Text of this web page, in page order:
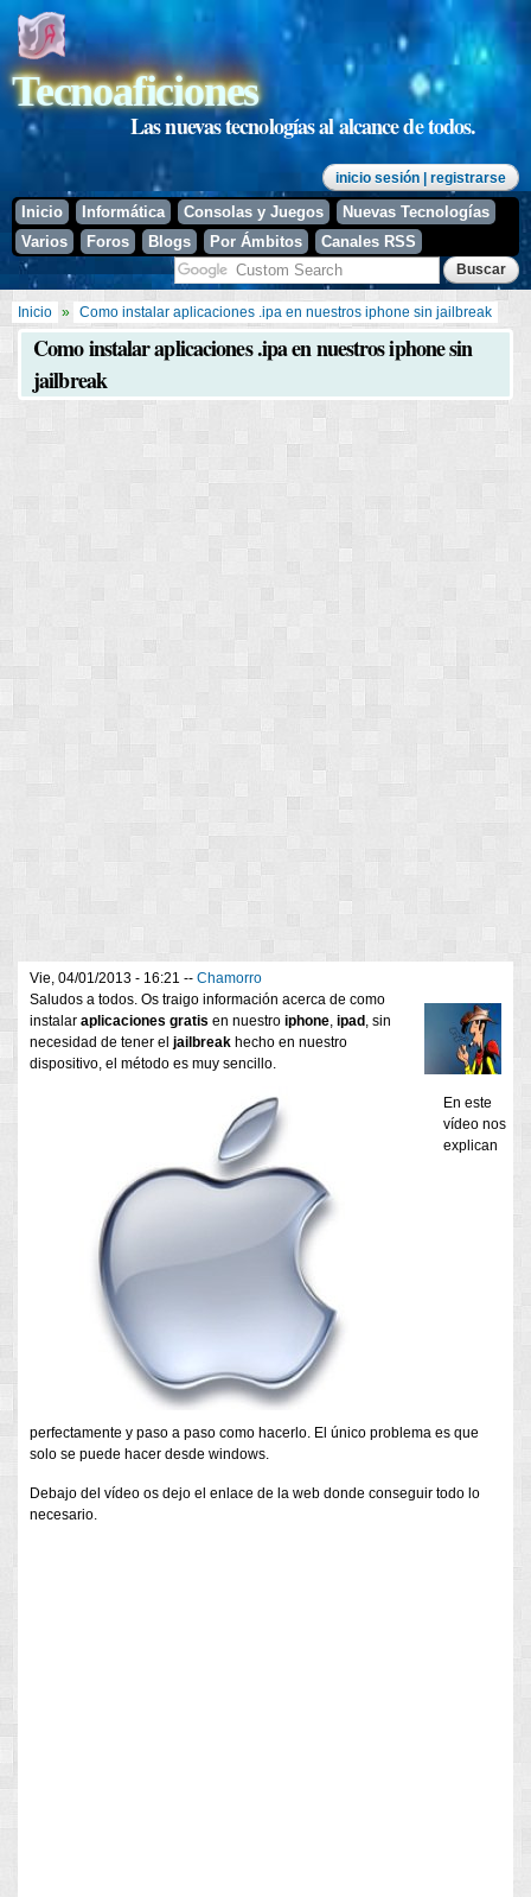
contenido
principal
Tecnoaficiones
Las nuevas tecnologías al alcance de todos.
inicio sesión | registrarse
Inicio Informática Consolas y Juegos
Nuevas Tecnologías
Varios
Foros Blogs Por Ámbitos Canales RSS
Se encuentra usted aquí
Inicio » Como instalar aplicaciones .ipa en nuestros iphone sin jailbreak
Como instalar aplicaciones .ipa en nuestros iphone sin
jailbreak
Vie, 04/01/2013 - 16:21 -- Chamorro
Saludos a todos. Os traigo información acerca de como
instalar aplicaciones gratis en nuestro iphone, ipad , sin
necesidad de tener el jailbreak hecho en nuestro
dispositivo, el método es muy sencillo.
En este
vídeo nos
explican
perfectamente y paso a paso como hacerlo. El único problema es que
solo se puede hacer desde windows.
Debajo del vídeo os dejo el enlace de la web donde conseguir todo lo
necesario.